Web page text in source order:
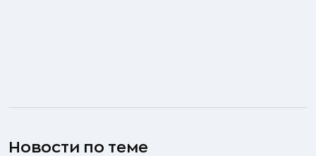
Новости по теме